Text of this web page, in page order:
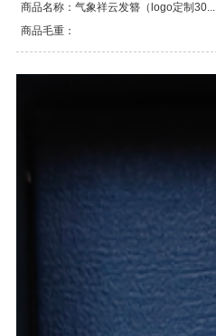
商品名称：气象祥云发簪（logo定制30...
商品毛重：